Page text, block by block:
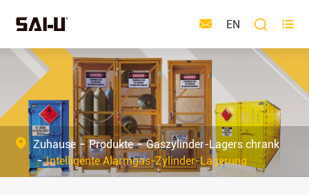
 EN  
Zuhause Produkte
Gaszylinder-Lagers chrank
Intelligente Alarmgas-Zylinder-Lagerung